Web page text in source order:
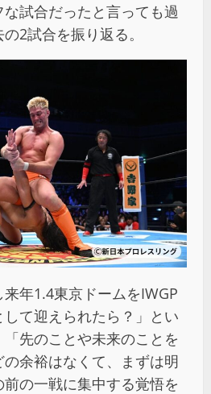
試合だったと言っても過
2試合を振り返る。
年1.4東京ドームをIWGP
て迎えられたら？」とい
先のことや未来のことを
余裕はなくて、まずは明
の一戦に集中する覚悟を